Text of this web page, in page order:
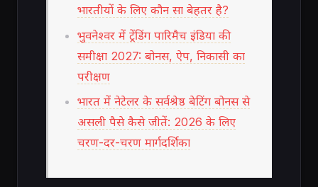
भारतीयों के लिए कौन सा बेहतर है?
भुवनेश्वर में ट्रेंडिंग पारिमैच इंडिया की
समीक्षा 2027: बोनस, ऐप, निकासी का
परीक्षण
भारत में नेटेलर के सर्वश्रेष्ठ बेटिंग बोनस से
असली पैसे कैसे जीतें: 2026 के लिए
चरण-दर-चरण मार्गदर्शिका